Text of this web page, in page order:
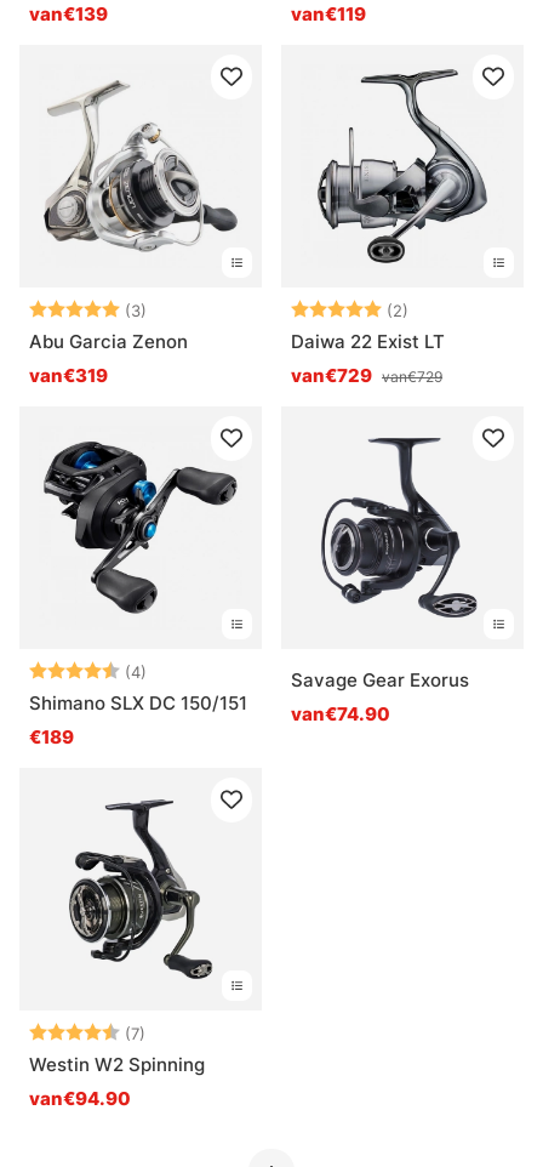
van€139
van€119
Beoordeling:
(3)
Abu Garcia Zenon
van€319
Beoordeling:
(2)
Daiwa 22 Exist LT
van€729 van€729
Beoordeling:
(4)
Shimano SLX DC 150/151
€189
Savage Gear Exorus
van€74.90
Beoordeling:
(7)
Westin W2 Spinning
van€94.90